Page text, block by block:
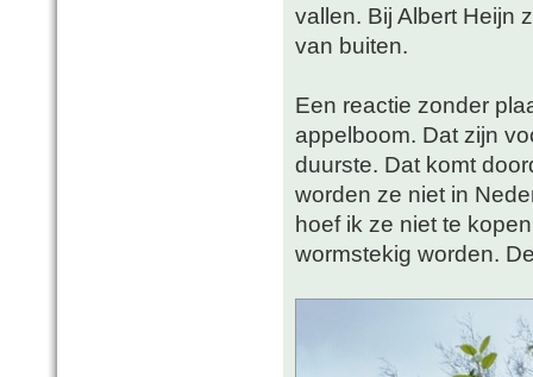
vallen. Bij Albert Heijn
van buiten.
Een reactie zonder
appelboom. Dat zijn
duurste. Dat komt
worden ze niet in
hoef ik ze niet te
wormstekig worden.